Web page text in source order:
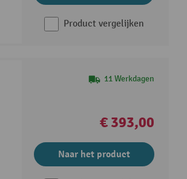
Product vergelijken
11 Werkdagen
€ 393,00
Naar het product